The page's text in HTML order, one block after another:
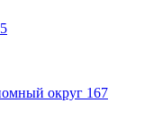
округ 167